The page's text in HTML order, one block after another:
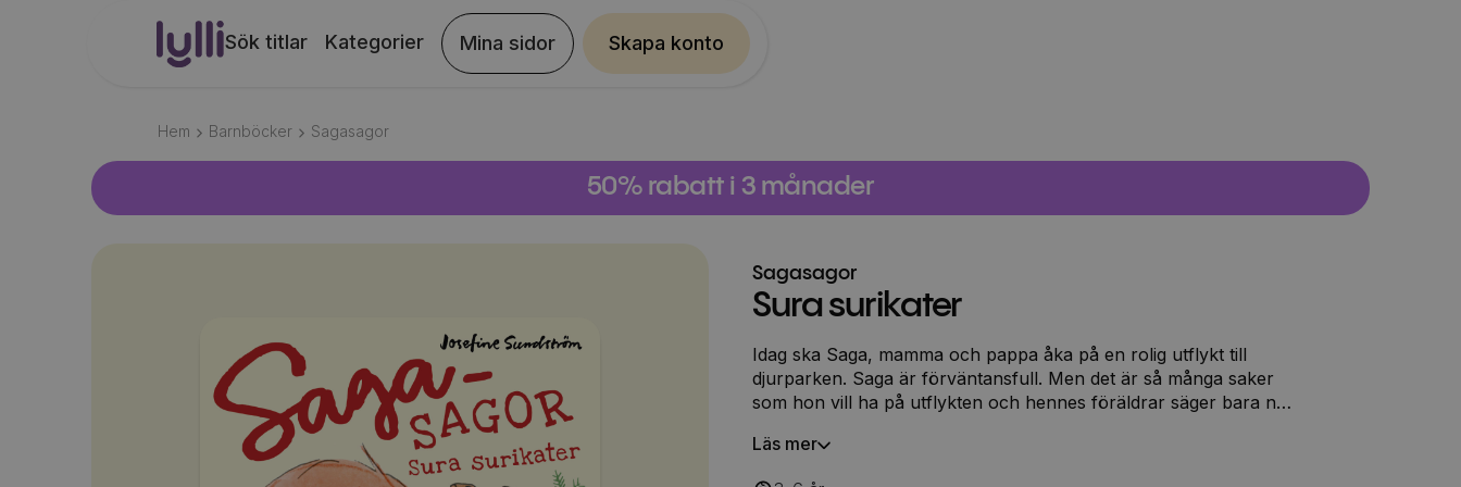
Sök titlar Kategorier Mina sidor Skapa konto
Hem Barnböcker Sagasagor
50% rabatt i 3 månader
Sagasagor
Sura surikater
Idag ska Saga, mamma och pappa åka på en rolig utflykt till
djurparken. Saga är förväntansfull. Men det är så många saker
som hon vill ha på utflykten och hennes föräldrar säger bara nej
jätteglass. Men man kan inte få allt här i världen förklarar
Läs mer